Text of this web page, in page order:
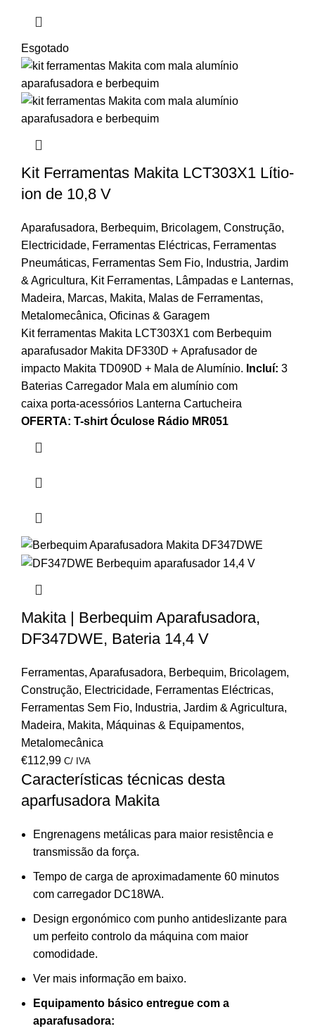
Esgotado
Kit Ferramentas Makita LCT303X1 Lítio-
ion de 10,8 V
Aparafusadora, Berbequim, Bricolagem, Construção,
Electricidade, Ferramentas Eléctricas, Ferramentas
Pneumáticas, Ferramentas Sem Fio, Industria, Jardim
& Agricultura, Kit Ferramentas, Lâmpadas e Lanternas,
Madeira, Marcas, Makita, Malas de Ferramentas,
Metalomecânica, Oficinas & Garagem
Kit ferramentas Makita LCT303X1 com Berbequim
aparafusador Makita DF330D + Aprafusador de
impacto Makita TD090D + Mala de Alumínio. Incluí: 3
Baterias Carregador Mala em alumínio com
caixa porta-acessórios Lanterna Cartucheira
OFERTA: T-shirt Óculose Rádio MR051
Makita | Berbequim Aparafusadora,
DF347DWE, Bateria 14,4 V
Ferramentas, Aparafusadora, Berbequim, Bricolagem,
Construção, Electricidade, Ferramentas Eléctricas,
Ferramentas Sem Fio, Industria, Jardim & Agricultura,
Madeira, Makita, Máquinas & Equipamentos,
Metalomecânica
€112,99 C/ IVA
Características técnicas desta
aparfusadora Makita
Engrenagens metálicas para maior resistência e
transmissão da força.
Tempo de carga de aproximadamente 60 minutos
com carregador DC18WA.
Design ergonómico com punho antideslizante para
um perfeito controlo da máquina com maior
comodidade.
Ver mais informação em baixo.
Equipamento básico entregue com a
aparafusadora: